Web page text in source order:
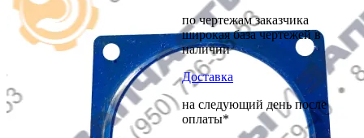
по чертежам заказчика
широкая база чертежей в
наличии
Доставка
на следующий день после
оплаты*